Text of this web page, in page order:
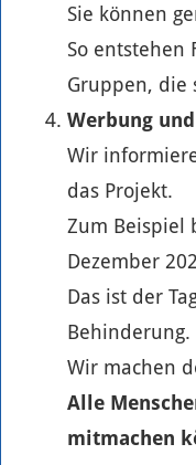
Sie können
So entstehen
Gruppen, die
Werbung
Wir
das Projekt.
Zum Beispiel
Dezember
Das ist der
Behinderung.
Wir machen
Alle
mitmachen